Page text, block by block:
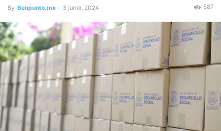
By 6enpunto.mx - 3 junio, 2024 587